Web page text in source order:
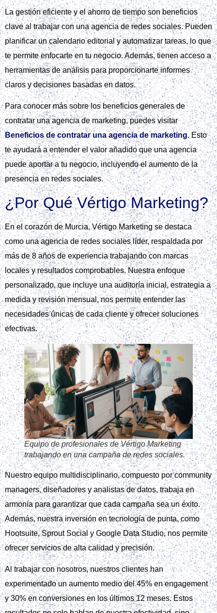
La gestión eficiente y el ahorro de tiempo son beneficios
clave al trabajar con una agencia de redes sociales. Pueden
planificar un calendario editorial y automatizar tareas, lo que
te permite enfocarte en tu negocio. Además, tienen acceso a
herramientas de análisis para proporcionarte informes
claros y decisiones basadas en datos.
Para conocer más sobre los beneficios generales de
contratar una agencia de marketing, puedes visitar
Beneficios de contratar una agencia de marketing. Esto
te ayudará a entender el valor añadido que una agencia
puede aportar a tu negocio, incluyendo el aumento de la
presencia en redes sociales.
¿Por Qué Vértigo Marketing?
En el corazón de Murcia, Vértigo Marketing se destaca
como una agencia de redes sociales líder, respaldada por
más de 8 años de experiencia trabajando con marcas
locales y resultados comprobables. Nuestra enfoque
personalizado, que incluye una auditoría inicial, estrategia a
medida y revisión mensual, nos permite entender las
necesidades únicas de cada cliente y ofrecer soluciones
efectivas.
Equipo de profesionales de Vértigo Marketing
trabajando en una campaña de redes sociales.
Nuestro equipo multidisciplinario, compuesto por community
managers, diseñadores y analistas de datos, trabaja en
armonía para garantizar que cada campaña sea un éxito.
Además, nuestra inversión en tecnología de punta, como
Hootsuite, Sprout Social y Google Data Studio, nos permite
ofrecer servicios de alta calidad y precisión.
Al trabajar con nosotros, nuestros clientes han
experimentado un aumento medio del 45% en engagement
y 30% en conversiones en los últimos 12 meses. Estos